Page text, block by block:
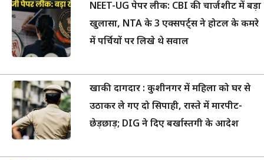
NEET-UG पेपर लीक: CBI की चार्जशीट में बड़ा
खुलासा, NTA के 3 एक्सपर्ट्स ने होटल के कमरे
में पर्चियों पर लिखे थे सवाल
खाकी दागदार : कुशीनगर में महिला को घर से
उठाकर ले गए दो सिपाही, रास्ते में मारपीट-
छेड़छाड़; DIG ने दिए बर्खास्तगी के आदेश